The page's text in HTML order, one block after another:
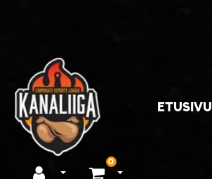
ETUSIVU
Avaa kirjautuminen
0
Avaa ostoskori